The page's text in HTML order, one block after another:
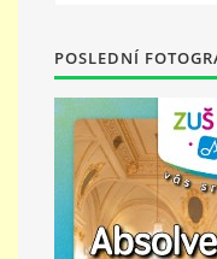
KONTAKTY
PŘÍMĚSTSKÝ TÁBOR
MISS VÝTVARNÝ
POSLEDNÍ